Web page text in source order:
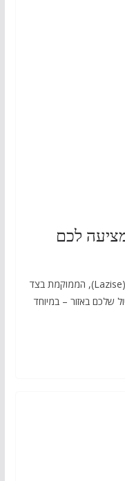
לכם
יכול מאוד להיות שתיתקלו בעיירה לאציזה (Lazise), הממוקמת בצד
שלכם באזור – במיוחד